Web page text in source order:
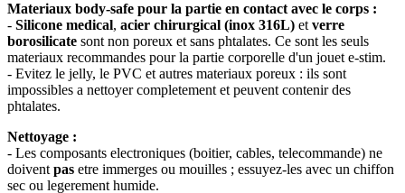
Materiaux body-safe pour la partie en contact avec le corps :
- Silicone medical, acier chirurgical (inox 316L) et verre
borosilicate sont non poreux et sans phtalates. Ce sont les seuls
materiaux recommandes pour la partie corporelle d'un jouet e-stim.
- Evitez le jelly, le PVC et autres materiaux poreux : ils sont
impossibles a nettoyer completement et peuvent contenir des
phtalates.
Nettoyage :
- Les composants electroniques (boitier, cables, telecommande) ne
doivent pas etre immerges ou mouilles ; essuyez-les avec un chiffon
sec ou legerement humide.